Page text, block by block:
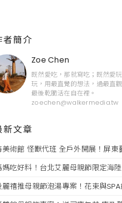
者簡介
Zoe Chen
既然愛吃，那就寫吃；既然愛
玩，用最直覺的想法，過最直
最後乾脆活在自在裡。
zoechen@walkermedia.tw
新文章